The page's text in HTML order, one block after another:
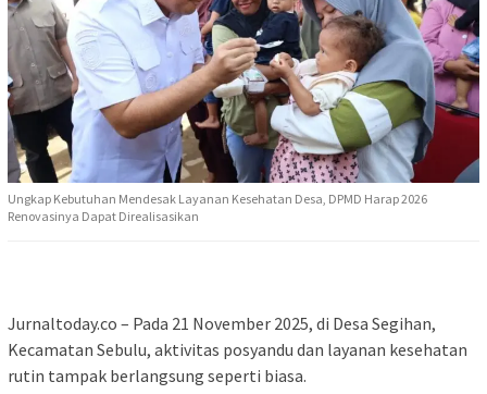
Ungkap Kebutuhan Mendesak Layanan Kesehatan Desa, DPMD Harap 2026
Renovasinya Dapat Direalisasikan
Jurnaltoday.co – Pada 21 November 2025, di Desa Segihan,
Kecamatan Sebulu, aktivitas posyandu dan layanan kesehatan
rutin tampak berlangsung seperti biasa.